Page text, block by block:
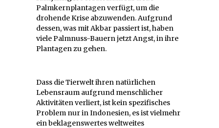
Palmkernplantagen verfügt, um die
drohende Krise abzuwenden. Aufgrund
dessen, was mit Akbar passiert ist, haben
viele Palmnuss-Bauern jetzt Angst, in ihre
Plantagen zu gehen.
Dass die Tierwelt ihren natürlichen
Lebensraum aufgrund menschlicher
Aktivitäten verliert, ist kein spezifisches
Problem nur in Indonesien, es ist vielmehr
ein beklagenswertes weltweites